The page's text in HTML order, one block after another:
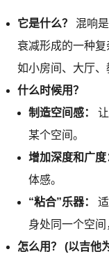
它是什么？
混响
衰减形成的一种
如小房间、大厅、
什么时候用？
制造空间感：
某个空间。
增加深度和广度
体感。
“粘合”乐器：
身处同一个空间
怎么用？ (以吉他